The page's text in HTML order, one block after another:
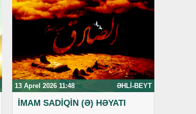
13 Aprel 2026 11:48 ƏHLI-BEYT
İMAM SADİQİN (Ə) HƏYATI